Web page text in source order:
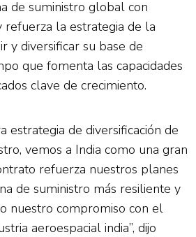
de suministro global con
refuerza la estrategia de la
y diversificar su base de
que fomenta las capacidades
clave de crecimiento.
estrategia de diversificación de
vemos a India como una gran
refuerza nuestros planes
de suministro más resiliente y
nuestro compromiso con el
aeroespacial india”, dijo